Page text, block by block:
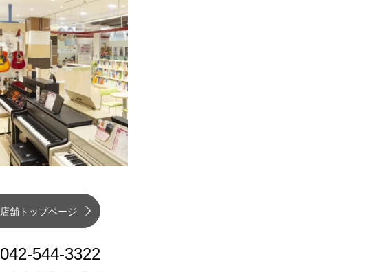
店舗トップページ
042-544-3322